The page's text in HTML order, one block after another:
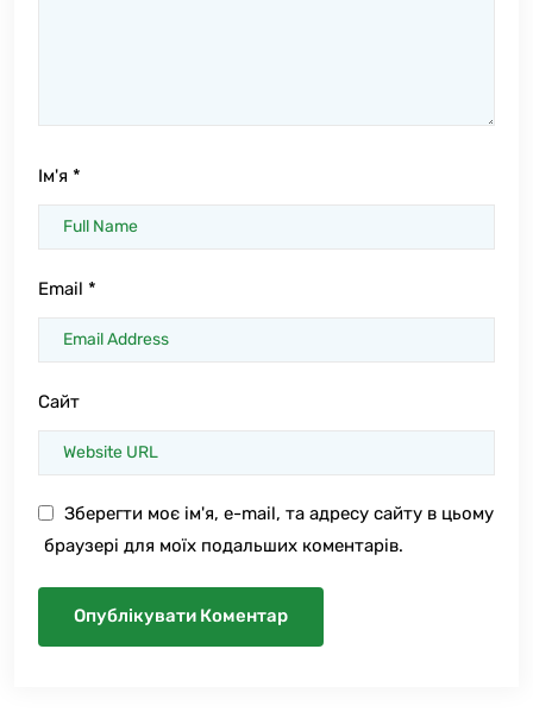
Ім'я *
Email *
Сайт
Зберегти моє ім'я, e-mail, та адресу сайту в цьому
браузері для моїх подальших коментарів.